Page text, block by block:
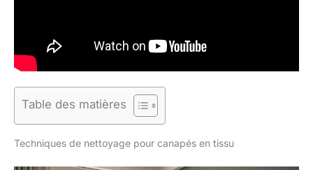
Table des matières
Techniques de nettoyage pour canapés en tissu